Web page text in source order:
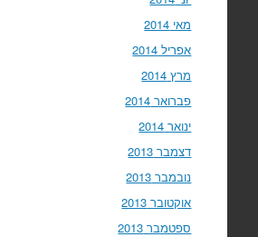
מאי 2014
אפריל 2014
מרץ 2014
פברואר 2014
ינואר 2014
דצמבר 2013
נובמבר 2013
אוקטובר 2013
ספטמבר 2013